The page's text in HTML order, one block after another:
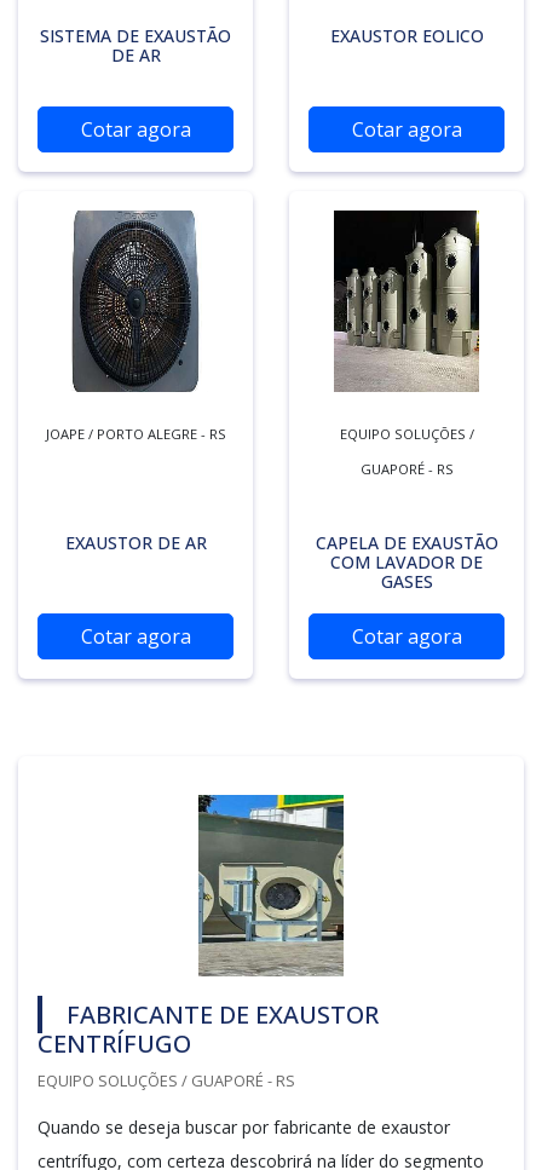
SISTEMA DE EXAUSTÃO
DE AR
Cotar agora
EXAUSTOR EOLICO
Cotar agora
JOAPE / PORTO ALEGRE - RS
EXAUSTOR DE AR
Cotar agora
EQUIPO SOLUÇÕES /
GUAPORÉ - RS
CAPELA DE EXAUSTÃO
COM LAVADOR DE
GASES
Cotar agora
FABRICANTE DE EXAUSTOR
CENTRÍFUGO
EQUIPO SOLUÇÕES / GUAPORÉ - RS
Quando se deseja buscar por fabricante de exaustor
centrífugo, com certeza descobrirá na líder do segmento